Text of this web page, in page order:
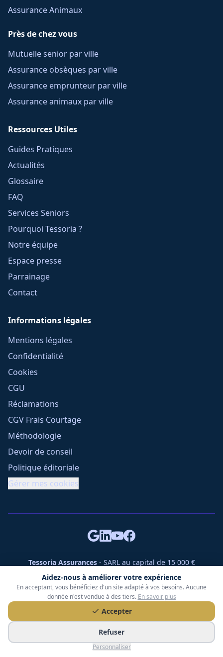
Aidez-nous à améliorer votre expérience
En acceptant, vous bénéficiez d'un site adapté à vos besoins. Aucune
donnée n'est vendue à des tiers. En savoir plus
Accepter
Refuser
Personnaliser
Assurance Animaux
Près de chez vous
Mutuelle senior par ville
Assurance obsèques par ville
Assurance emprunteur par ville
Assurance animaux par ville
Ressources Utiles
Guides Pratiques
Actualités
Glossaire
FAQ
Services Seniors
Pourquoi Tessoria ?
Notre équipe
Espace presse
Parrainage
Contact
Informations légales
Mentions légales
Confidentialité
Cookies
CGU
Réclamations
CGV Frais Courtage
Méthodologie
Devoir de conseil
Politique éditoriale
Gérer mes cookies
Tessoria Assurances- SARL au capital de 15 000 €
ORIAS n° 25007309 - RCS 990 206 179 - Membre du réseau
360 Courtage
RC Pro : Klarity - Contrat n° CCOUK000785
49 chemin des Gardettes Sine, 06570 Saint-Paul-de-Vence
© Tessoria Assurances. Tous droits réservés.